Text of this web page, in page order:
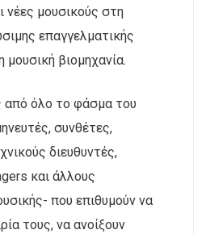
νέες μουσικούς στη
επαγγελματικής
βιομηχανία.
από όλο το φάσμα του
συνθέτες,
διευθυντές,
και άλλους
που επιθυμούν να
τους, να ανοίξουν